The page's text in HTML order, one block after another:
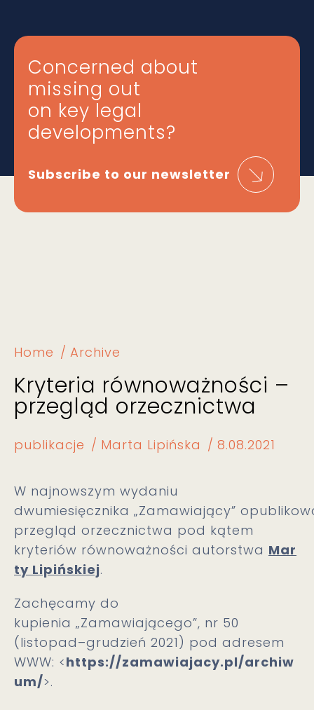
Concerned about
missing out
on key legal
developments?
Subscribe to our newsletter
Home Archive
Kryteria równoważności –
przegląd orzecznictwa
publikacje Marta Lipińska 8.08.2021
W najnowszym wydaniu
dwumiesięcznika „Zamawiający”
przegląd orzecznictwa pod kątem
kryteriów równoważności autorstwa Mar
ty Lipińskiej.
Zachęcamy do
kupienia „Zamawiającego”, nr 50
(listopad–grudzień 2021) pod adresem
WWW: <https://zamawiajacy.pl/archiw
um/>.